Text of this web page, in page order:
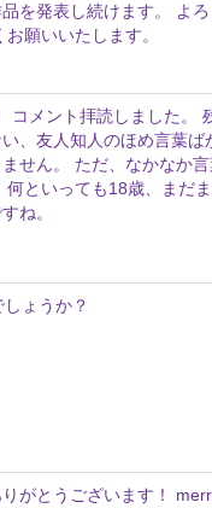
を発表し続けます。 よ
願いいたします。
コメント拝読しました。
、友人知人のほめ言葉
せん。 ただ、なかなか
何といっても18歳、まだ
ね。
ょうか？
りがとうございます！